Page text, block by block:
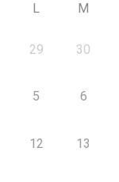
L M
29 30
5 6
12 13